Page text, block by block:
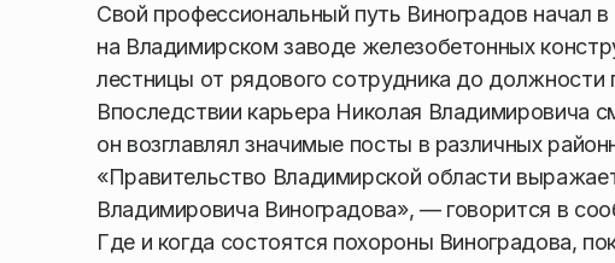
Свой профессиональный путь Виноградов начал
на Владимирском заводе железобетонных
лестницы от рядового сотрудника до должности
Впоследствии карьера Николая Владимировича
он возглавлял значимые посты в различных
«Правительство Владимирской области
Владимировича Виноградова», — говорится в
Где и когда состоятся похороны Виноградова,